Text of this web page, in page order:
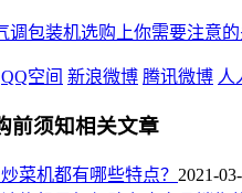
调包装机选购上你需要注意的
QQ空间 新浪微博 腾讯微博 人
前须知相关文章
菜机都有哪些特点？ 2021-